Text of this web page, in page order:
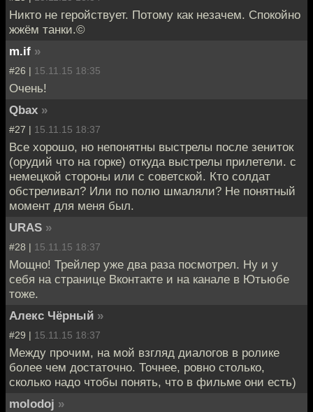
Никто не геройствует. Потому как незачем. Спокойно
жжём танки.©
m.if »
#26 | 15.11.15 18:35
Очень!
Qbax »
#27 | 15.11.15 18:37
Все хорошо, но непонятны выстрелы после зениток
(орудий что на горке) откуда выстрелы прилетели. с
немецкой стороны или с советской. Кто солдат
обстреливал? Или по полю шмаляли? Не понятный
момент для меня был.
URAS »
#28 | 15.11.15 18:37
Мощно! Трейлер уже два раза посмотрел. Ну и у
себя на странице Вконтакте и на канале в Ютьюбе
тоже.
Алекс Чёрный »
#29 | 15.11.15 18:37
Между прочим, на мой взгляд диалогов в ролике
более чем достаточно. Точнее, ровно столько,
сколько надо чтобы понять, что в фильме они есть)
molodoj »